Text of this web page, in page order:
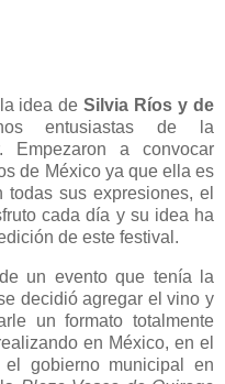
la idea deSilvia Ríos y de
entusiastas de la
Empezaron a convocar
de México ya que ella es
sus expresiones, el
cada día y su idea ha
de este festival.
un evento que tenía la
decidió agregar el vino y
un formato totalmente
en México, en el
gobierno municipal en